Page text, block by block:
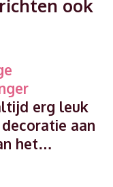
ook
erg leuk
aan
het…